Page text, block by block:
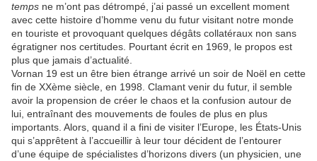
temps ne m’ont pas détrompé, j’ai passé un excellent moment
avec cette histoire d’homme venu du futur visitant notre monde
en touriste et provoquant quelques dégâts collatéraux non sans
égratigner nos certitudes. Pourtant écrit en 1969, le propos est
plus que jamais d’actualité.
Vornan 19 est un être bien étrange arrivé un soir de Noël en cette
fin de XXème siècle, en 1998. Clamant venir du futur, il semble
avoir la propension de créer le chaos et la confusion autour de
lui, entraînant des mouvements de foules de plus en plus
importants. Alors, quand il a fini de visiter l’Europe, les États-Unis
qui s’apprêtent à l’accueillir à leur tour décident de l’entourer
d’une équipe de spécialistes d’horizons divers (un physicien, une